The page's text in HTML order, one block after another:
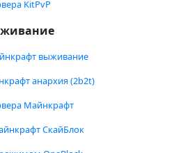
KitPvP
выживание
анархия (2b2t)
Майнкрафт
СкайБлок